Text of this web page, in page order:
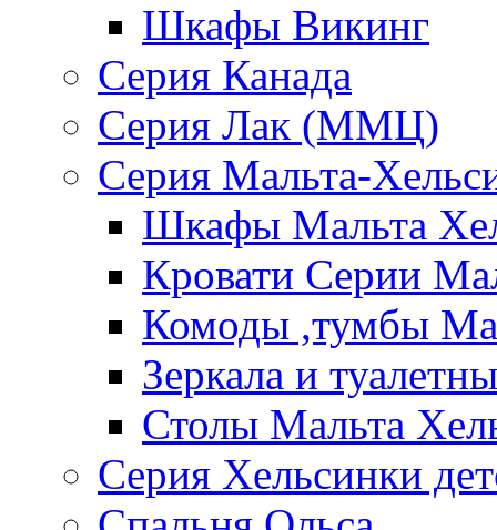
Шкафы Викинг
Серия Канада
Серия Лак (ММЦ)
Серия Мальта-
Шкафы Мальта
Кровати Серии
Комоды ,тумбы
Зеркала и
Столы Мальта
Серия Хельсинки